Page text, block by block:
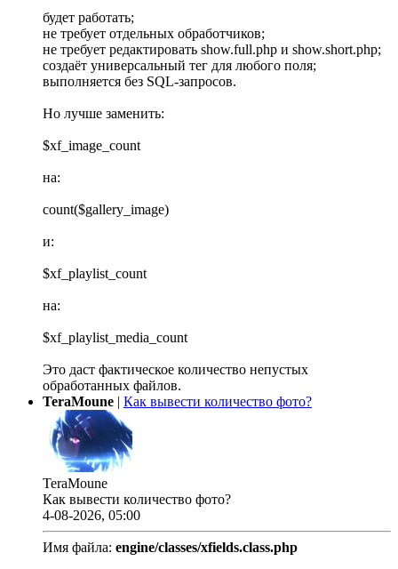
будет работать;
не требует отдельных обработчиков;
не требует редактировать show.full.php и show.short.php;
создаёт универсальный тег для любого поля;
выполняется без SQL-запросов.
Но лучше заменить:
$xf_image_count
на:
count($gallery_image)
и:
$xf_playlist_count
на:
$xf_playlist_media_count
Это даст фактическое количество непустых
обработанных файлов.
TeraMoune | Как вывести количество фото?
TeraMoune
Как вывести количество фото?
4-08-2026, 05:00
Имя файла: engine/classes/xfields.class.php